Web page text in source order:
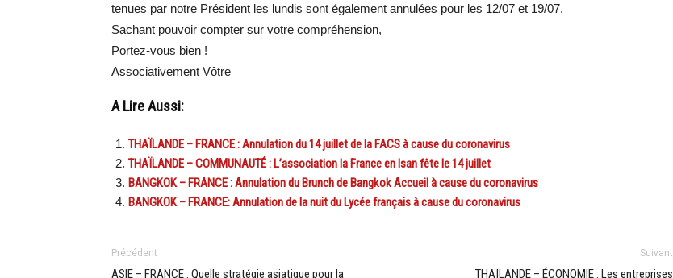
tenues par notre Président les lundis sont également annulées pour les 12/07 et 19/07.
Sachant pouvoir compter sur votre compréhension,
Portez-vous bien !
Associativement Vôtre
A Lire Aussi:
THAÏLANDE – FRANCE : Annulation du 14 juillet de la FACS à cause du coronavirus
THAÏLANDE – COMMUNAUTÉ : L’association la France en Isan fête le 14 juillet
BANGKOK – FRANCE : Annulation du Brunch de Bangkok Accueil à cause du coronavirus
BANGKOK – FRANCE: Annulation de la nuit du Lycée français à cause du coronavirus
Précédent
ASIE – FRANCE : Quelle stratégie asiatique pour la
Suivant
THAÏLANDE – ÉCONOMIE : Les entreprises